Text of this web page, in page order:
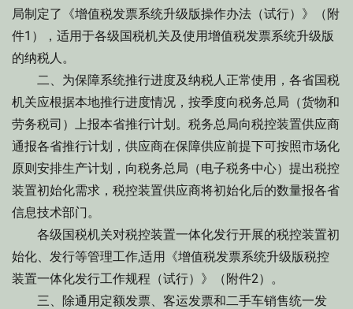
局制定了《增值税发票系统升级版操作办法（试行）》（附
件1），适用于各级国税机关及使用增值税发票系统升级版
的纳税人。
二、为保障系统推行进度及纳税人正常使用，各省国税
机关应根据本地推行进度情况，按季度向税务总局（货物和
劳务税司）上报本省推行计划。税务总局向税控装置供应商
通报各省推行计划，供应商在保障供应前提下可按照市场化
原则安排生产计划，向税务总局（电子税务中心）提出税控
装置初始化需求，税控装置供应商将初始化后的数量报各省
信息技术部门。
各级国税机关对税控装置一体化发行开展的税控装置初
始化、发行等管理工作,适用《增值税发票系统升级版税控
装置一体化发行工作规程（试行）》（附件2）。
三、除通用定额发票、客运发票和二手车销售统一发